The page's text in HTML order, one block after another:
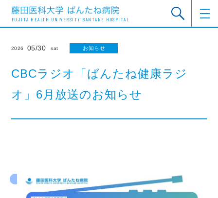
FUJITA HEALTH UNIVERSITY BANTANE HOSPITAL
2026 05/30 sat お知らせ
CBCラジオ「ばんたね健康ラジ
オ」6月放送のお知らせ